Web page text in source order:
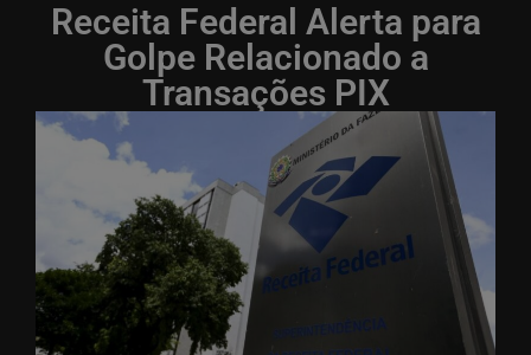
Receita Federal Alerta para
Golpe Relacionado a
Transações PIX